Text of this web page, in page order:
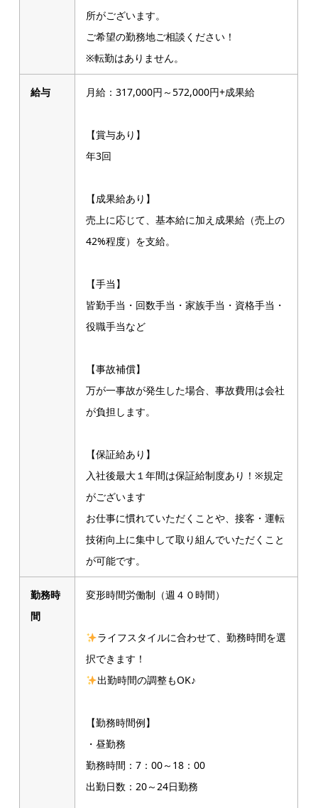
所がございます。
ご希望の勤務地ご相談ください！
※転勤はありません。
給与 月給：317,000円～572,000円+成果給
【賞与あり】
年3回
【成果給あり】
売上に応じて、基本給に加え成果給（売上の
42%程度）を支給。
【手当】
皆勤手当・回数手当・家族手当・資格手当・
役職手当など
【事故補償】
万が一事故が発生した場合、事故費用は会社
が負担します。
【保証給あり】
入社後最大１年間は保証給制度あり！※規定
がございます
お仕事に慣れていただくことや、接客・運転
技術向上に集中して取り組んでいただくこと
が可能です。
勤務時
間
変形時間労働制（週４０時間）
ライフスタイルに合わせて、勤務時間を選
択できます！
出勤時間の調整もOK♪
【勤務時間例】
・昼勤務
勤務時間：7：00～18：00
出勤日数：20～24日勤務